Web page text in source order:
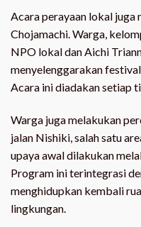
Acara perayaan lokal juga
Chojamachi. Warga,
NPO lokal dan Aichi
menyelenggarakan
Acara ini diadakan setiap
Warga juga melakukan
jalan Nishiki, salah satu
upaya awal dilakukan
Program ini terintegrasi
menghidupkan kembali
lingkungan.